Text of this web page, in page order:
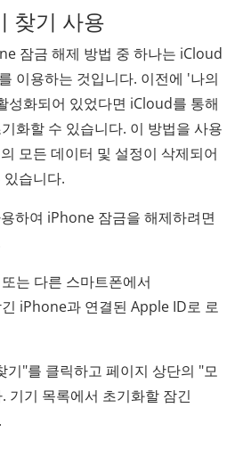
찾기 사용
잠금 해제 방법 중 하나는 iCloud
이용하는 것입니다. 이전에 '나의
성화되어 있었다면 iCloud를 통해
화할 수 있습니다. 이 방법을 사용
모든 데이터 및 설정이 삭제되어
습니다.
하여 iPhone 잠금을 해제하려면
는 다른 스마트폰에서
iPhone과 연결된 Apple ID로 로
"를 클릭하고 페이지 상단의 "모
기기 목록에서 초기화할 잠긴